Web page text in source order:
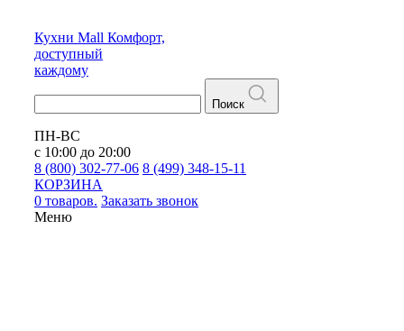
Кухни Mall Комфорт,
доступный
каждому
Поиск
ПН-ВС
с 10:00 до 20:00
8 (800) 302-77-06 8 (499) 348-15-11
КОРЗИНА
0 товаров. Заказать звонок
Меню